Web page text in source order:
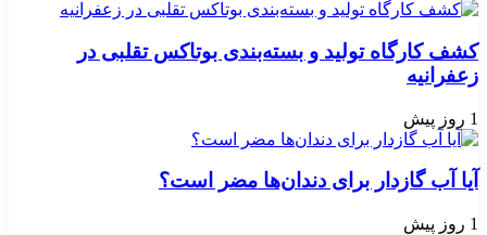
کشف کارگاه تولید و بسته‌بندی بوتاکس تقلبی در
زعفرانیه
1 روز پیش
آیا آب گازدار برای دندان‌ها مضر است؟
1 روز پیش